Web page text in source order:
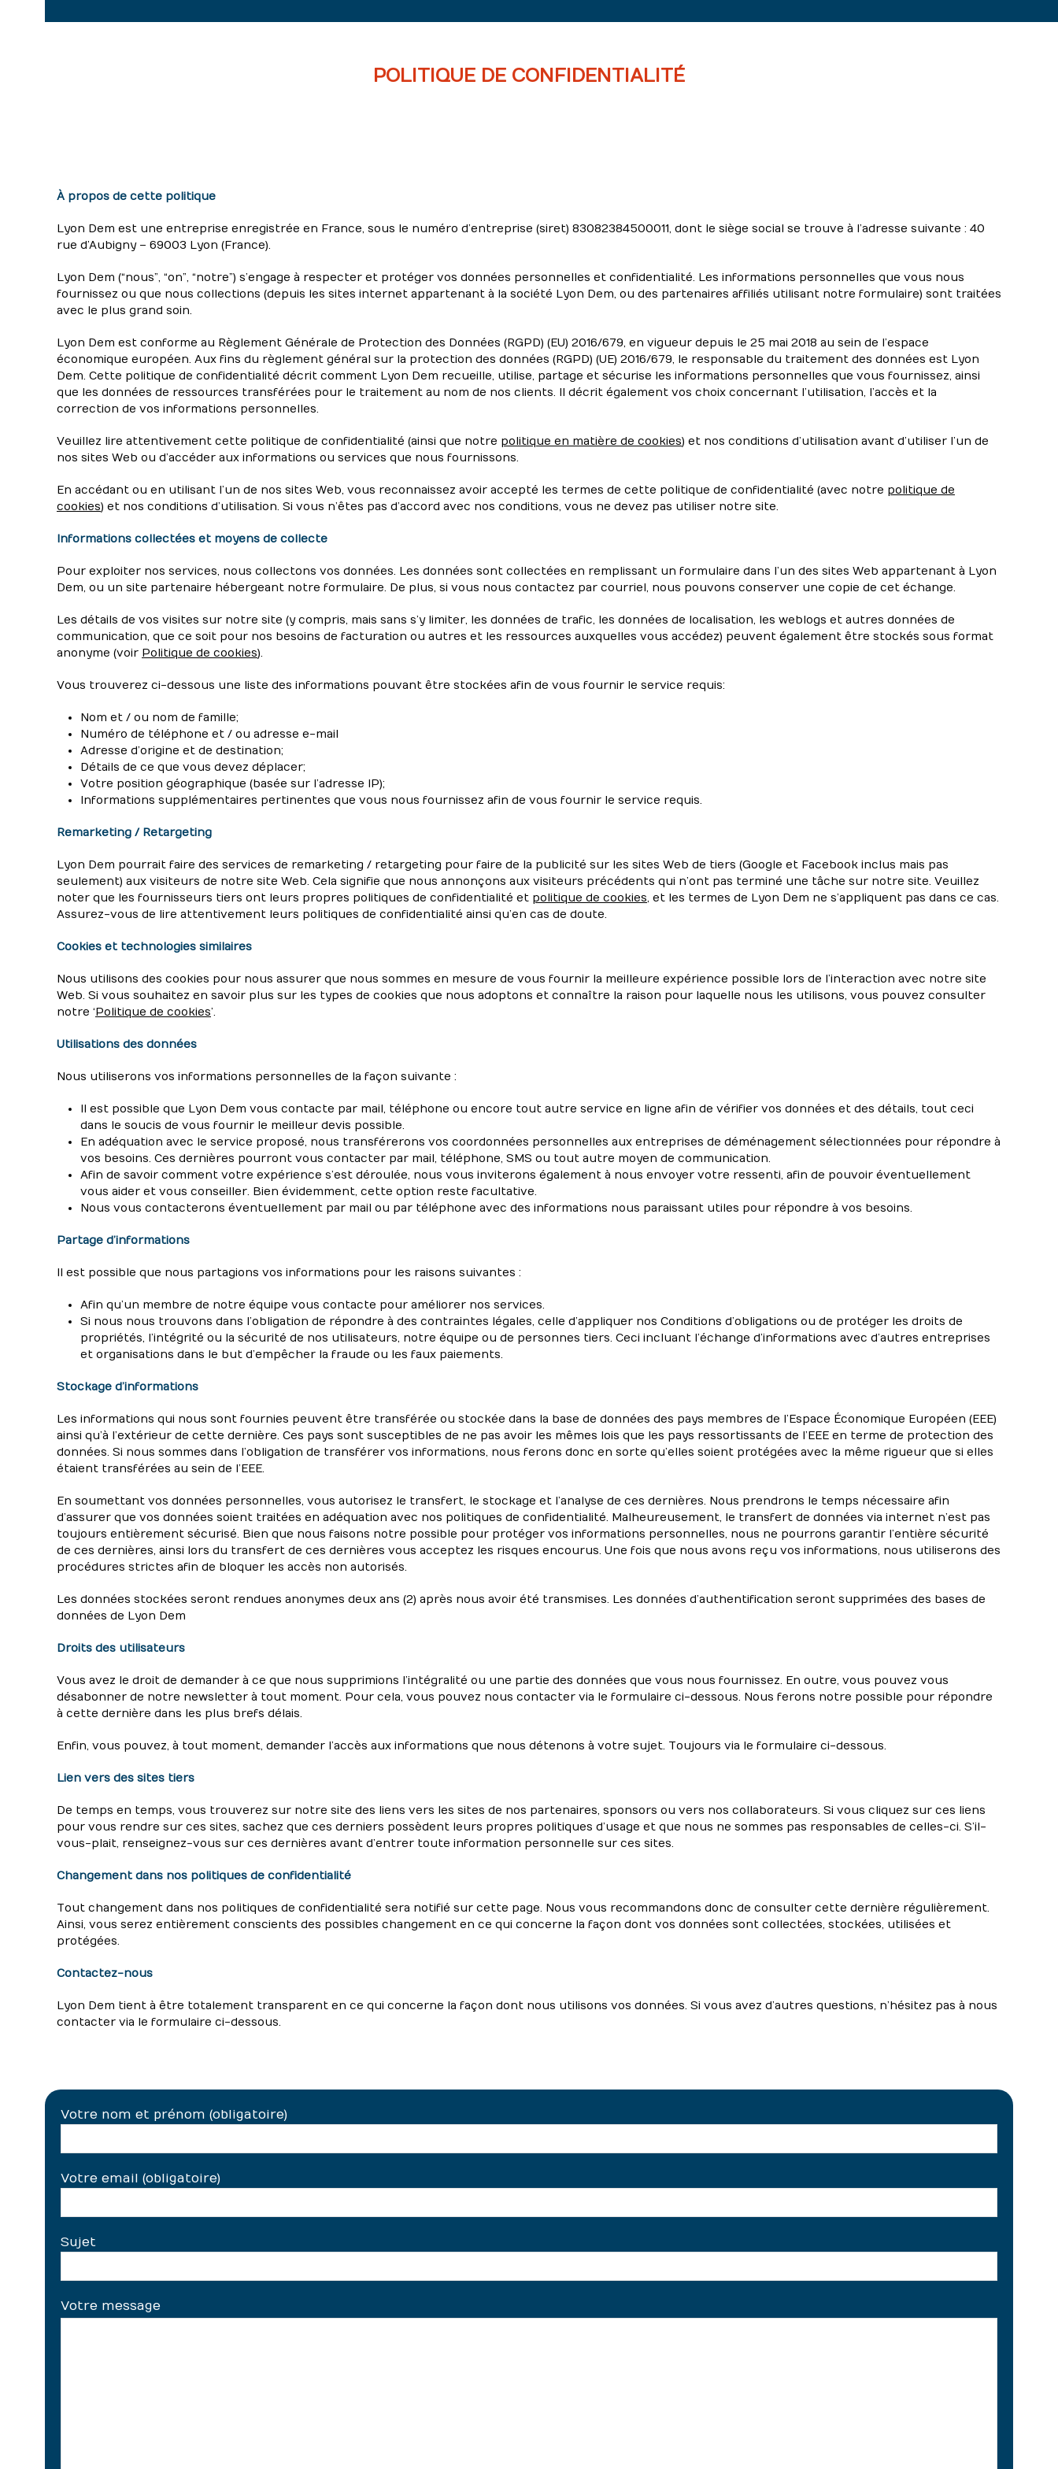
POLITIQUE DE CONFIDENTIALITÉ
À propos de cette politique
Lyon Dem est une entreprise enregistrée en France, sous le numéro d’entreprise (siret) 83082384500011, dont le siège social se trouve à l’adresse suivante : 40
rue d’Aubigny – 69003 Lyon (France).
Lyon Dem (“nous”, “on”, “notre”) s’engage à respecter et protéger vos données personnelles et confidentialité. Les informations personnelles que vous nous
fournissez ou que nous collections (depuis les sites internet appartenant à la société Lyon Dem, ou des partenaires affiliés utilisant notre formulaire) sont traitées
avec le plus grand soin.
Lyon Dem est conforme au Règlement Générale de Protection des Données (RGPD) (EU) 2016/679, en vigueur depuis le 25 mai 2018 au sein de l’espace
économique européen. Aux fins du règlement général sur la protection des données (RGPD) (UE) 2016/679, le responsable du traitement des données est Lyon
Dem. Cette politique de confidentialité décrit comment Lyon Dem recueille, utilise, partage et sécurise les informations personnelles que vous fournissez, ainsi
que les données de ressources transférées pour le traitement au nom de nos clients. Il décrit également vos choix concernant l’utilisation, l’accès et la
correction de vos informations personnelles.
Veuillez lire attentivement cette politique de confidentialité (ainsi que notre politique en matière de cookies) et nos conditions d’utilisation avant d’utiliser l’un de
nos sites Web ou d’accéder aux informations ou services que nous fournissons.
En accédant ou en utilisant l’un de nos sites Web, vous reconnaissez avoir accepté les termes de cette politique de confidentialité (avec notre politique de
cookies) et nos conditions d’utilisation. Si vous n’êtes pas d’accord avec nos conditions, vous ne devez pas utiliser notre site.
Informations collectées et moyens de collecte
Pour exploiter nos services, nous collectons vos données. Les données sont collectées en remplissant un formulaire dans l’un des sites Web appartenant à Lyon
Dem, ou un site partenaire hébergeant notre formulaire. De plus, si vous nous contactez par courriel, nous pouvons conserver une copie de cet échange.
Les détails de vos visites sur notre site (y compris, mais sans s’y limiter, les données de trafic, les données de localisation, les weblogs et autres données de
communication, que ce soit pour nos besoins de facturation ou autres et les ressources auxquelles vous accédez) peuvent également être stockés sous format
anonyme (voir Politique de cookies).
Vous trouverez ci-dessous une liste des informations pouvant être stockées afin de vous fournir le service requis:
Nom et / ou nom de famille;
Numéro de téléphone et / ou adresse e-mail
Adresse d’origine et de destination;
Détails de ce que vous devez déplacer;
Votre position géographique (basée sur l’adresse IP);
Informations supplémentaires pertinentes que vous nous fournissez afin de vous fournir le service requis.
Remarketing / Retargeting
Lyon Dem pourrait faire des services de remarketing / retargeting pour faire de la publicité sur les sites Web de tiers (Google et Facebook inclus mais pas
seulement) aux visiteurs de notre site Web. Cela signifie que nous annonçons aux visiteurs précédents qui n’ont pas terminé une tâche sur notre site. Veuillez
noter que les fournisseurs tiers ont leurs propres politiques de confidentialité et politique de cookies, et les termes de Lyon Dem ne s’appliquent pas dans ce cas.
Assurez-vous de lire attentivement leurs politiques de confidentialité ainsi qu’en cas de doute.
Cookies et technologies similaires
Nous utilisons des cookies pour nous assurer que nous sommes en mesure de vous fournir la meilleure expérience possible lors de l’interaction avec notre site
Web. Si vous souhaitez en savoir plus sur les types de cookies que nous adoptons et connaître la raison pour laquelle nous les utilisons, vous pouvez consulter
notre ‘Politique de cookies’.
Utilisations des données
Nous utiliserons vos informations personnelles de la façon suivante :
Il est possible que Lyon Dem vous contacte par mail, téléphone ou encore tout autre service en ligne afin de vérifier vos données et des détails, tout ceci
dans le soucis de vous fournir le meilleur devis possible.
En adéquation avec le service proposé, nous transférerons vos coordonnées personnelles aux entreprises de déménagement sélectionnées pour répondre à
vos besoins. Ces dernières pourront vous contacter par mail, téléphone, SMS ou tout autre moyen de communication.
Afin de savoir comment votre expérience s’est déroulée, nous vous inviterons également à nous envoyer votre ressenti, afin de pouvoir éventuellement
vous aider et vous conseiller. Bien évidemment, cette option reste facultative.
Nous vous contacterons éventuellement par mail ou par téléphone avec des informations nous paraissant utiles pour répondre à vos besoins.
Partage d’informations
Il est possible que nous partagions vos informations pour les raisons suivantes :
Afin qu’un membre de notre équipe vous contacte pour améliorer nos services.
Si nous nous trouvons dans l’obligation de répondre à des contraintes légales, celle d’appliquer nos Conditions d’obligations ou de protéger les droits de
propriétés, l’intégrité ou la sécurité de nos utilisateurs, notre équipe ou de personnes tiers. Ceci incluant l’échange d’informations avec d’autres entreprises
et organisations dans le but d’empêcher la fraude ou les faux paiements.
Stockage d’informations
Les informations qui nous sont fournies peuvent être transférée ou stockée dans la base de données des pays membres de l’Espace Économique Européen (EEE)
ainsi qu’à l’extérieur de cette dernière. Ces pays sont susceptibles de ne pas avoir les mêmes lois que les pays ressortissants de l’EEE en terme de protection des
données. Si nous sommes dans l’obligation de transférer vos informations, nous ferons donc en sorte qu’elles soient protégées avec la même rigueur que si elles
étaient transférées au sein de l’EEE.
En soumettant vos données personnelles, vous autorisez le transfert, le stockage et l’analyse de ces dernières. Nous prendrons le temps nécessaire afin
d’assurer que vos données soient traitées en adéquation avec nos politiques de confidentialité. Malheureusement, le transfert de données via internet n’est pas
toujours entièrement sécurisé. Bien que nous faisons notre possible pour protéger vos informations personnelles, nous ne pourrons garantir l’entière sécurité
de ces dernières, ainsi lors du transfert de ces dernières vous acceptez les risques encourus. Une fois que nous avons reçu vos informations, nous utiliserons des
procédures strictes afin de bloquer les accès non autorisés.
Les données stockées seront rendues anonymes deux ans (2) après nous avoir été transmises. Les données d’authentification seront supprimées des bases de
données de Lyon Dem
Droits des utilisateurs
Vous avez le droit de demander à ce que nous supprimions l’intégralité ou une partie des données que vous nous fournissez. En outre, vous pouvez vous
désabonner de notre newsletter à tout moment. Pour cela, vous pouvez nous contacter via le formulaire ci-dessous. Nous ferons notre possible pour répondre
à cette dernière dans les plus brefs délais.
Enfin, vous pouvez, à tout moment, demander l’accès aux informations que nous détenons à votre sujet. Toujours via le formulaire ci-dessous.
Lien vers des sites tiers
De temps en temps, vous trouverez sur notre site des liens vers les sites de nos partenaires, sponsors ou vers nos collaborateurs. Si vous cliquez sur ces liens
pour vous rendre sur ces sites, sachez que ces derniers possèdent leurs propres politiques d’usage et que nous ne sommes pas responsables de celles-ci. S’il-
vous-plait, renseignez-vous sur ces dernières avant d’entrer toute information personnelle sur ces sites.
Changement dans nos politiques de confidentialité
Tout changement dans nos politiques de confidentialité sera notifié sur cette page. Nous vous recommandons donc de consulter cette dernière régulièrement.
Ainsi, vous serez entièrement conscients des possibles changement en ce qui concerne la façon dont vos données sont collectées, stockées, utilisées et
protégées.
Contactez-nous
Lyon Dem tient à être totalement transparent en ce qui concerne la façon dont nous utilisons vos données. Si vous avez d’autres questions, n’hésitez pas à nous
contacter via le formulaire ci-dessous.
Votre nom et prénom (obligatoire)
Votre email (obligatoire)
Sujet
Votre message